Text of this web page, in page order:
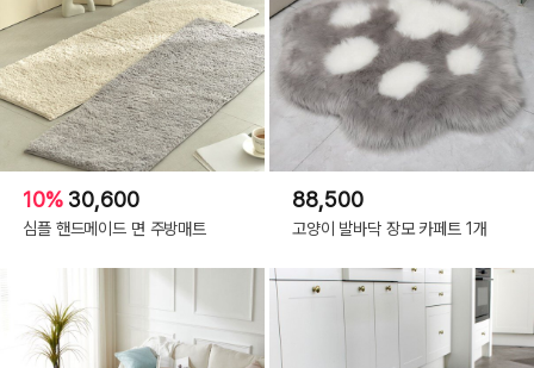
10% 30,600
심플 핸드메이드 면 주방매트
88,500
고양이 발바닥 장모 카페트 1개